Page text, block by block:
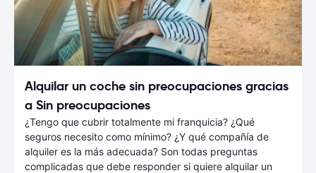
Alquilar un coche sin preocupaciones gracias
a Sin preocupaciones
¿Tengo que cubrir totalmente mi franquicia? ¿Qué
seguros necesito como mínimo? ¿Y qué compañía de
alquiler es la más adecuada? Son todas preguntas
complicadas que debe responder si quiere alquilar un